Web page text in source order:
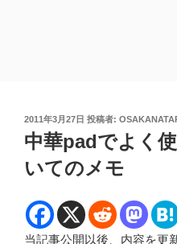
投
日:
2011年3月27日 投稿者:
中華padでよく
いてのメモ
当記事公開以後、内容を更